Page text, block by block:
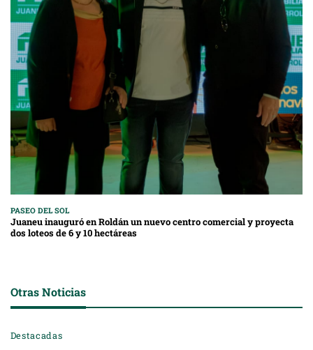
PASEO DEL SOL
Juaneu inauguró en Roldán un nuevo centro comercial y proyecta
dos loteos de 6 y 10 hectáreas
Otras Noticias
Destacadas